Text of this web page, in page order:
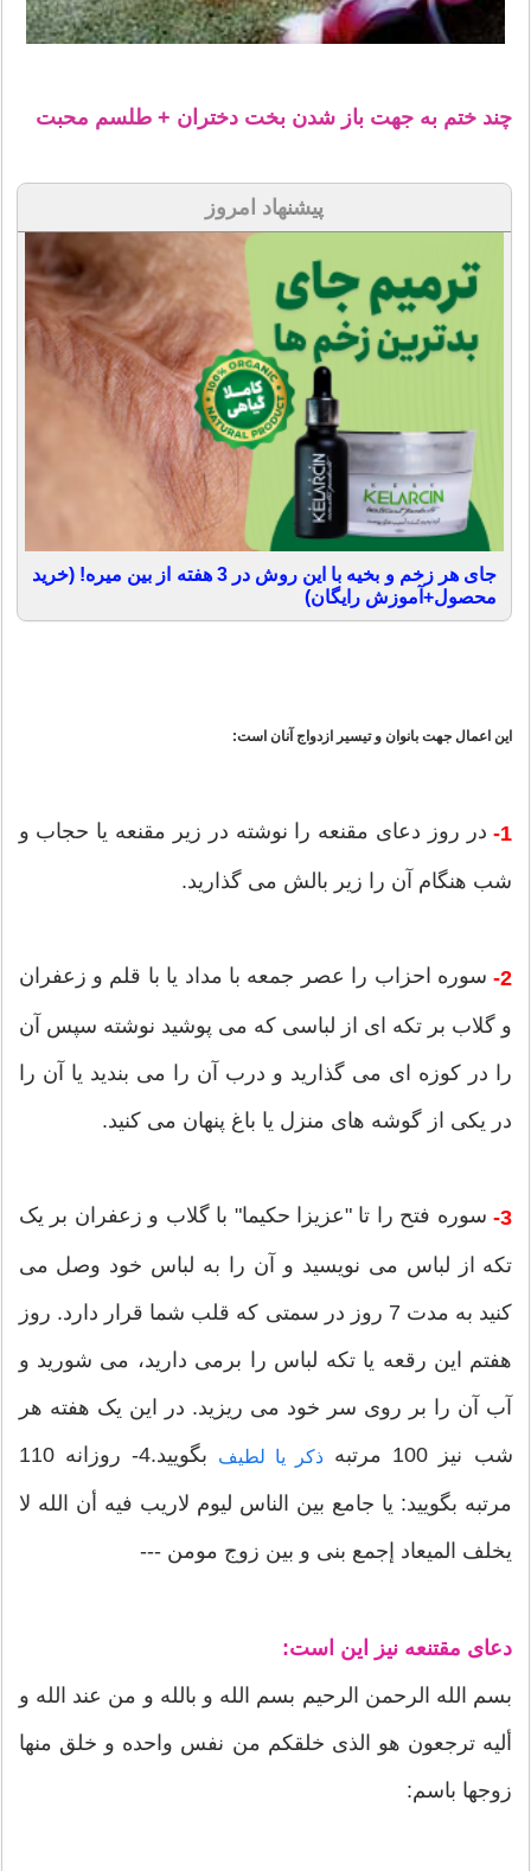
چند ختم به جهت باز شدن بخت دختران + طلسم محبت
پیشنهاد امروز
جای هر زخم و بخیه با این روش در 3 هفته از بین میره! (خرید
محصول+آموزش رایگان)
این اعمال جهت بانوان و تیسیر ازدواج آنان است:
1- در روز دعای مقنعه را نوشته در زیر مقنعه یا حجاب و
شب هنگام آن را زیر بالش می گذارید.
2- سوره احزاب را عصر جمعه با مداد یا با قلم و زعفران
و گلاب بر تکه ای از لباسی که می پوشید نوشته سپس آن
را در کوزه ای می گذارید و درب آن را می بندید یا آن را
در یکی از گوشه های منزل یا باغ پنهان می کنید.
3- سوره فتح را تا "عزیزا حکیما" با گلاب و زعفران بر یک
تکه از لباس می نویسید و آن را به لباس خود وصل می
کنید به مدت 7 روز در سمتی که قلب شما قرار دارد. روز
هفتم این رقعه یا تکه لباس را برمی دارید، می شورید و
آب آن را بر روی سر خود می ریزید. در این یک هفته هر
شب نیز 100 مرتبه
ذکر یا لطیف بگویید.4- روزانه 110
مرتبه بگویید: یا جامع بین الناس لیوم لاریب فیه أن الله لا
یخلف المیعاد إجمع بنی و بین زوج مومن ---
دعای مقتنعه نیز این است:
بسم الله الرحمن الرحیم بسم الله و بالله و من عند الله و
ألیه ترجعون هو الذی خلقکم من نفس واحده و خلق منها
زوجها باسم: